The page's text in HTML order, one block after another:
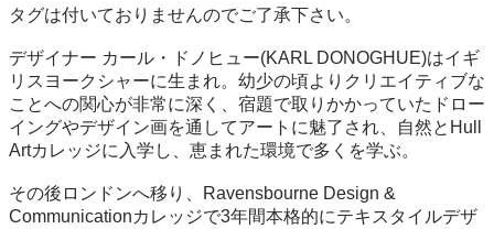
タグは付いておりませんのでご了承下さい。
デザイナー カール・ドノヒュー(KARL DONOGHUE)はイギ
リスヨークシャーに生まれ。幼少の頃よりクリエイティブな
ことへの関心が非常に深く、宿題で取りかかっていたドロー
イングやデザイン画を通してアートに魅了され、自然とHull
Artカレッジに入学し、恵まれた環境で多くを学ぶ。
その後ロンドンへ移り、Ravensbourne Design &
Communicationカレッジで3年間本格的にテキスタイルデザ